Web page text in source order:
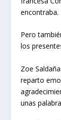
encontraba.
Pero
los
Zoe
reparto
unas